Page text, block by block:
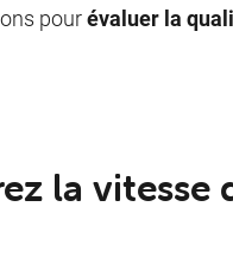
pourévaluer la
la vitesse